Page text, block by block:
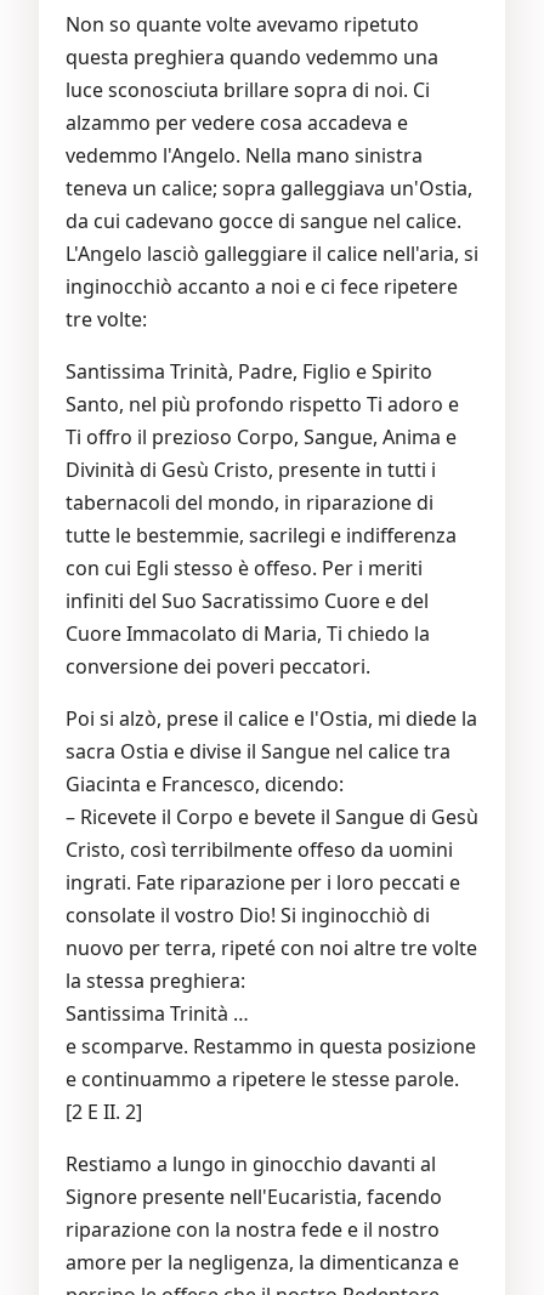
Non so quante volte avevamo ripetuto
questa preghiera quando vedemmo una
luce sconosciuta brillare sopra di noi. Ci
alzammo per vedere cosa accadeva e
vedemmo l'Angelo. Nella mano sinistra
teneva un calice; sopra galleggiava un'Ostia,
da cui cadevano gocce di sangue nel calice.
L'Angelo lasciò galleggiare il calice nell'aria, si
inginocchiò accanto a noi e ci fece ripetere
tre volte:
Santissima Trinità, Padre, Figlio e Spirito
Santo, nel più profondo rispetto Ti adoro e
Ti offro il prezioso Corpo, Sangue, Anima e
Divinità di Gesù Cristo, presente in tutti i
tabernacoli del mondo, in riparazione di
tutte le bestemmie, sacrilegi e indifferenza
con cui Egli stesso è offeso. Per i meriti
infiniti del Suo Sacratissimo Cuore e del
Cuore Immacolato di Maria, Ti chiedo la
conversione dei poveri peccatori.
Poi si alzò, prese il calice e l'Ostia, mi diede la
sacra Ostia e divise il Sangue nel calice tra
Giacinta e Francesco, dicendo:
– Ricevete il Corpo e bevete il Sangue di Gesù
Cristo, così terribilmente offeso da uomini
ingrati. Fate riparazione per i loro peccati e
consolate il vostro Dio! Si inginocchiò di
nuovo per terra, ripeté con noi altre tre volte
la stessa preghiera:
Santissima Trinità …
e scomparve. Restammo in questa posizione
e continuammo a ripetere le stesse parole.
[2 E II. 2]
Restiamo a lungo in ginocchio davanti al
Signore presente nell'Eucaristia, facendo
riparazione con la nostra fede e il nostro
amore per la negligenza, la dimenticanza e